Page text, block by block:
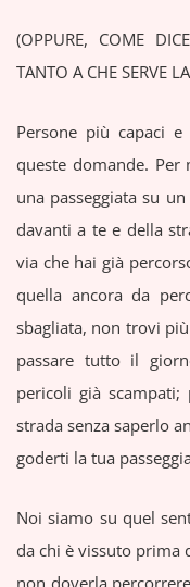
(OPPURE, COME
TANTO A CHE SERVE
Persone più capaci
queste domande. Per
una passeggiata su
davanti a te e della
via che hai già
quella ancora da
sbagliata, non trovi
passare tutto il
pericoli già
strada senza saperlo
goderti la tua
Noi siamo su quel
da chi è vissuto prima
non doverla